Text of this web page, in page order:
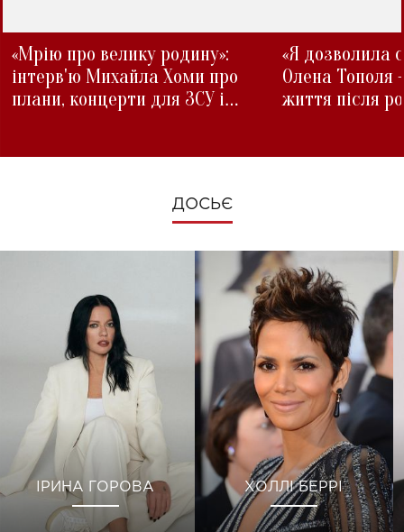
«Мрію про велику родину»:
інтерв'ю Михайла Хоми про
плани, концерти для ЗСУ і
«Я дозволила
Олена Тополя
життя після
ДОСЬЄ
ІРИНА ГОРОВА ХОЛЛІ БЕРРІ